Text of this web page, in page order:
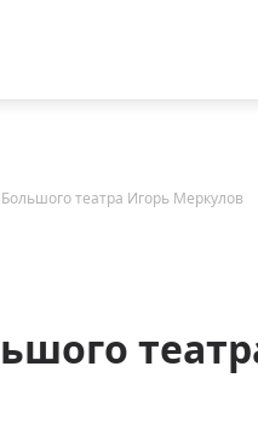
театра Игорь Меркулов